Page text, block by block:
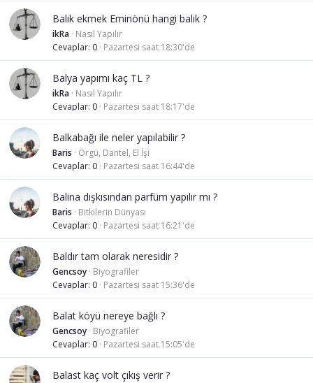
Balık ekmek Eminönü hangi balık ?
ikRa Nasıl Yapılır
Cevaplar 0 Pazartesi saat 18:30'de
Balya yapımı kaç TL ?
ikRa Nasıl Yapılır
Cevaplar 0 Pazartesi saat 18:17'de
Balkabağı ile neler yapılabilir ?
Baris
Örgü, Dantel, El İşi
Cevaplar 0 Pazartesi saat 16:44'de
Balina dışkısından parfüm yapılır mı ?
Baris
Bitkilerin Dünyası
Cevaplar 0 Pazartesi saat 16:21'de
Baldır tam olarak neresidir ?
Gencsoy Biyografiler
Cevaplar 0 Pazartesi saat 15:36'de
Balat köyü nereye bağlı ?
Gencsoy Biyografiler
Cevaplar 0 Pazartesi saat 15:05'de
Balast kaç volt çıkış verir ?